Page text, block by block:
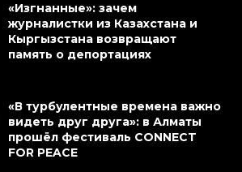
«Изгнанные»: зачем
журналистки из Казахстана и
Кыргызстана возвращают
память о депортациях
«В турбулентные времена важно
видеть друг друга»: в Алматы
прошёл фестиваль CONNECT
FOR PEACE